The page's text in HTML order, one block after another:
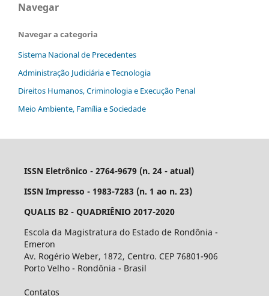
Navegar
Navegar a categoria
Sistema Nacional de Precedentes
Administração Judiciária e Tecnologia
Direitos Humanos, Criminologia e Execução Penal
Meio Ambiente, Família e Sociedade
ISSN Eletrônico - 2764-9679 (n. 24 - atual)
ISSN Impresso - 1983-7283 (n. 1 ao n. 23)
QUALIS B2 - QUADRIÊNIO 2017-2020
Escola da Magistratura do Estado de Rondônia -
Emeron
Av. Rogério Weber, 1872, Centro. CEP 76801-906
Porto Velho - Rondônia - Brasil
Contatos